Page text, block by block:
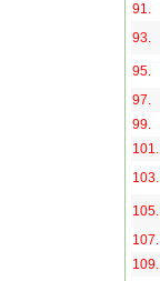
91.
93.
95.
97.
99.
101.
103.
105.
107.
109.